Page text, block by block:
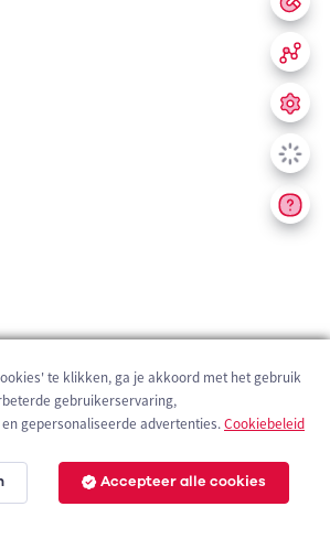
te klikken, ga je akkoord met het gebruik
gebruikerservaring,
gepersonaliseerde advertenties.Cookiebeleid
Accepteer alle cookies